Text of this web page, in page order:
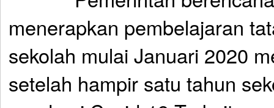
menerapkan pembelajaran
sekolah mulai Januari 2020
setelah hampir satu tahun